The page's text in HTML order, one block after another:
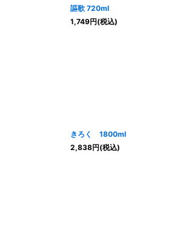
謳歌 720ml
1,749円(税込)
きろく 1800ml
2,838円(税込)